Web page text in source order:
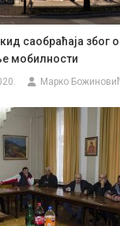
саобраћаја због
мобилности
Марко